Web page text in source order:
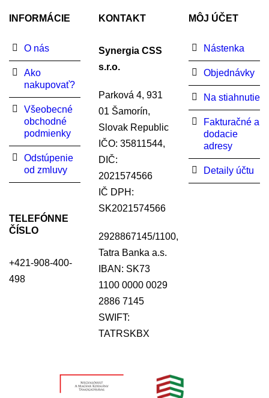
INFORMÁCIE
O nás
Ako
nakupovať?
Všeobecné
obchodné
podmienky
Odstúpenie
od zmluvy
TELEFÓNNE
ČÍSLO
+421-908-400-
498
KONTAKT
Synergia CSS
s.r.o.
Parková 4, 931
01 Šamorín,
Slovak Republic
IČO: 35811544,
DIČ:
2021574566
IČ DPH:
SK2021574566
2928867145/1100,
Tatra Banka a.s.
IBAN: SK73
1100 0000 0029
2886 7145
SWIFT:
TATRSKBX
MÔJ ÚČET
Nástenka
Objednávky
Na stiahnutie
Fakturačné a
dodacie
adresy
Detaily účtu